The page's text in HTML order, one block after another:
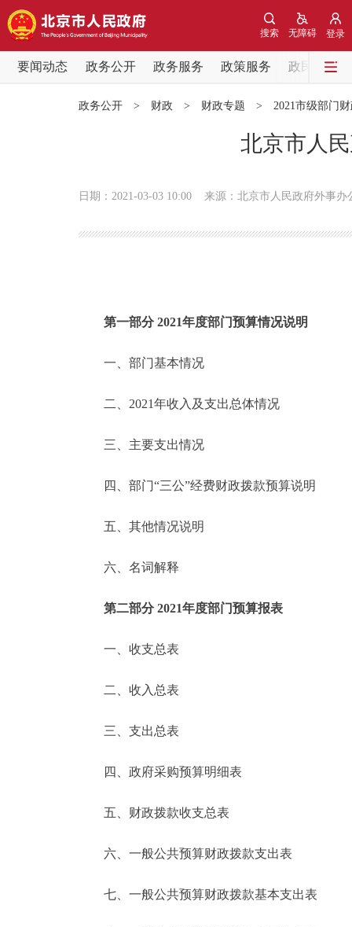
登录
无障碍
搜索
要闻动态 政务公开 政务服务 政策服务
政民互动
便民服务
中介服务
政民互动
12345网上接诉即办
参与调查
走进北京
北京概况
绿色北京
ENGLISH
政务公开 > 财政 > 财政专题 > 2021市级部门
北京市人
日期：2021-03-03 10:00 来源：北京市人民政府外事办
第一部分 2021年度部门预算情况说明
一、部门基本情况
二、2021年收入及支出总体情况
三、主要支出情况
四、部门“三公”经费财政拨款预算说明
五、其他情况说明
六、名词解释
第二部分 2021年度部门预算报表
一、收支总表
二、收入总表
三、支出总表
四、政府采购预算明细表
五、财政拨款收支总表
六、一般公共预算财政拨款支出表
七、一般公共预算财政拨款基本支出表